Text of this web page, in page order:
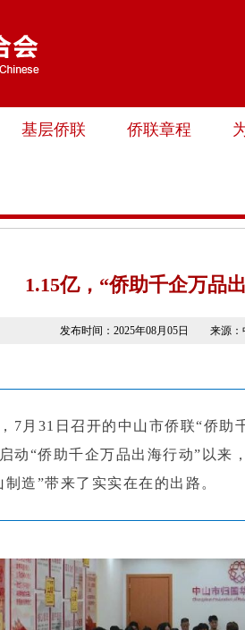
基层侨联 侨联章程
1.15亿，“侨助千企万品
发布时间：2025年08月05日 来源：
7月31日召开的中山市侨联“侨助
动“侨助千企万品出海行动”以来
造”带来了实实在在的出路。